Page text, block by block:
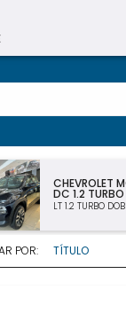
CHEVROLET
DC 1.2
LT 1.2 TURBO
POR: